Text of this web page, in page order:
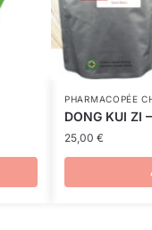
PHARMACOPÉE
DONG KUI ZI
25,00 €